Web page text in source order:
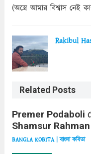
(অস্ত্রে আমার বিশ্বাস নেই
Rakibul
Related Posts
Premer Podaboli
Shamsur Rahman
BANGLA KOBITA | বাংলা কবিতা